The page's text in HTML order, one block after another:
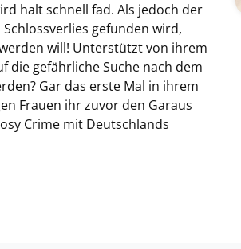
halt schnell fad. Als jedoch der
gefunden wird,
will! Unterstützt von ihrem
die gefährliche Suche nach dem
Gar das erste Mal in ihrem
Frauen ihr zuvor den Garaus
Crime mit Deutschlands